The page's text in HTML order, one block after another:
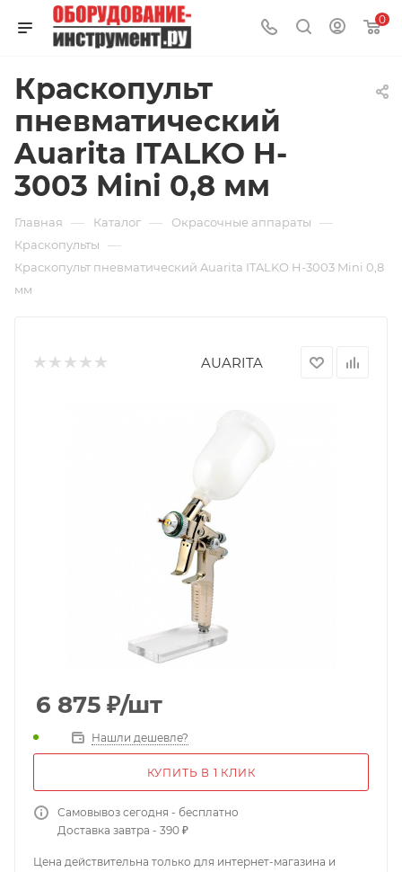
0
Краскопульт
пневматический
Auarita ITALKO H-
3003 Mini 0,8 мм
Главная — Каталог — Окрасочные аппараты —
Краскопульты —
Краскопульт пневматический Auarita ITALKO H-3003 Mini 0,8
мм
AUARITA
6 875 ₽/шт
Нашли дешевле?
КУПИТЬ В 1 КЛИК
Самовывоз сегодня - бесплатно
Доставка завтра - 390 ₽
Цена действительна только для интернет-магазина и